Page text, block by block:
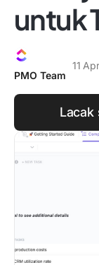
untuk
PMO Team
11
Lacak